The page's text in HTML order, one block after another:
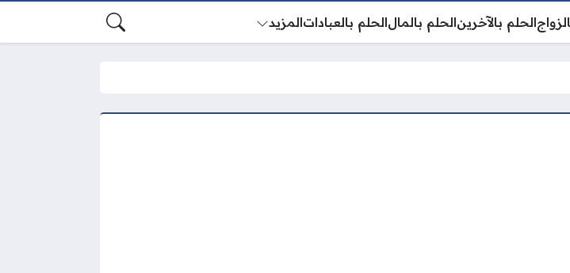
الحلم بالآخرينالحلم بالمالالحلم بالعباداتالمزيد